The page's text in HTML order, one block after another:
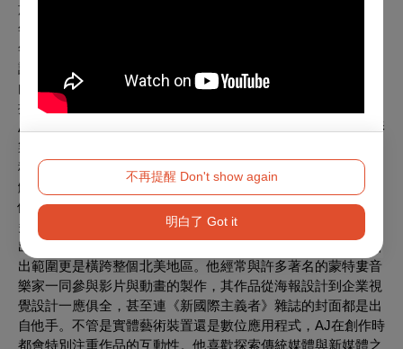
不再提醒 Don't show again
明白了 Got it
於2012、2013年擔任該校戲偶研究生文憑課程主任。2017
年，導演維克多・皮隆與米歇爾・萊米厄為蒙特婁建城375週
年的開幕活動製作了一個多媒體裝置藝術，而派翠克也為其設
計、執導了一場戲偶秀。派翠克現為太陽馬戲團大型巡迴演出
的戲偶設計師。
攝影指導｜AJ科基達基斯
AJ來自加拿大蒙特婁，是一位數位媒體創作者，他經常在電影
製作、攝影、動畫、設計與任何與作品相關的媒體間走跳。這
種一心多用的風格讓他的作品能夠保持新鮮度，也讓他能夠接
觸各式各樣的技術來打造出多采多姿的視覺世界。換句話說，
他往往會先構思畫面，再想辦法將其化為現實。他的電影曾在
多倫多國際電影節等各大電影節及整人節目《輕鬆一笑》上播
出，也幫助他奪得了加拿大年輕人電影節頒發的獎項，而其播
出範圍更是橫跨整個北美地區。他經常與許多著名的蒙特婁音
樂家一同參與影片與動畫的製作，其作品從海報設計到企業視
覺設計一應俱全，甚至連《新國際主義者》雜誌的封面都是出
自他手。不管是實體藝術裝置還是數位應用程式，AJ在創作時
都會特別注重作品的互動性。他喜歡探索傳統媒體與新媒體之